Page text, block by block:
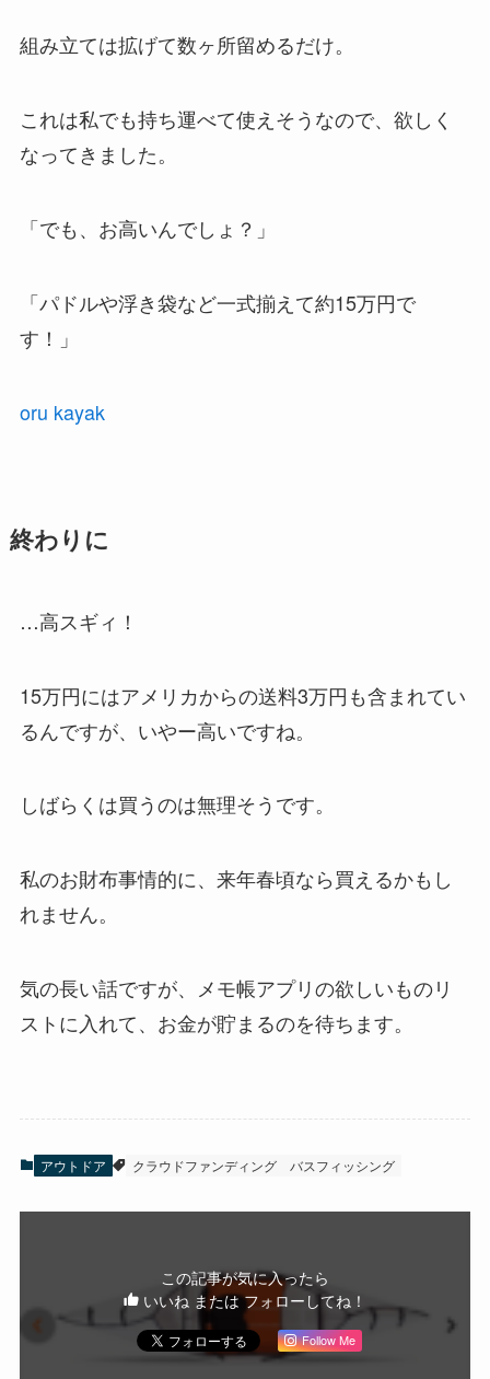
組み立ては拡げて数ヶ所留めるだけ。
これは私でも持ち運べて使えそうなので、欲しく
なってきました。
「でも、お高いんでしょ？」
「パドルや浮き袋など一式揃えて約15万円で
す！」
oru kayak
終わりに
…高スギィ！
15万円にはアメリカからの送料3万円も含まれてい
るんですが、いやー高いですね。
しばらくは買うのは無理そうです。
私のお財布事情的に、来年春頃なら買えるかもし
れません。
気の長い話ですが、メモ帳アプリの欲しいものリ
ストに入れて、お金が貯まるのを待ちます。
アウトドア クラウドファンディング バスフィッシング
この記事が気に入ったら
いいね または フォローしてね！
Follow Me